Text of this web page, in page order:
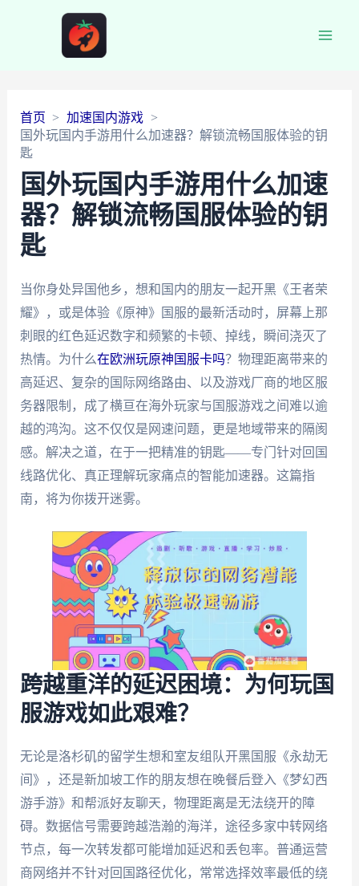
首页
加速国内游戏
国外玩国内手游用什么加速器？解锁流畅国服体验的钥
匙
国外玩国内手游用什么加速
器？解锁流畅国服体验的钥
匙
当你身处异国他乡，想和国内的朋友一起开黑《王者荣
耀》，或是体验《原神》国服的最新活动时，屏幕上那
刺眼的红色延迟数字和频繁的卡顿、掉线，瞬间浇灭了
热情。为什么在欧洲玩原神国服卡吗？物理距离带来的
高延迟、复杂的国际网络路由、以及游戏厂商的地区服
务器限制，成了横亘在海外玩家与国服游戏之间难以逾
越的鸿沟。这不仅仅是网速问题，更是地域带来的隔阂
感。解决之道，在于一把精准的钥匙——专门针对回国
线路优化、真正理解玩家痛点的智能加速器。这篇指
南，将为你拨开迷雾。
跨越重洋的延迟困境：为何玩国
服游戏如此艰难？
无论是洛杉矶的留学生想和室友组队开黑国服《永劫无
间》，还是新加坡工作的朋友想在晚餐后登入《梦幻西
游手游》和帮派好友聊天，物理距离是无法绕开的障
碍。数据信号需要跨越浩瀚的海洋，途径多家中转网络
节点，每一次转发都可能增加延迟和丢包率。普通运营
商网络并不针对回国路径优化，常常选择效率最低的绕